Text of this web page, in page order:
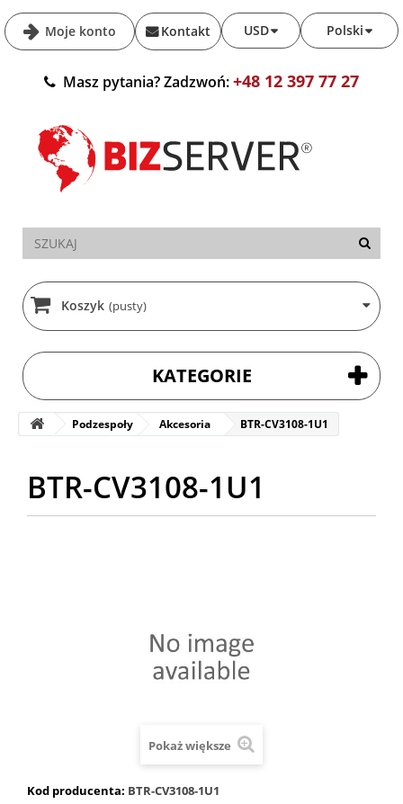
Moje konto Polski
USD
Kontakt
Masz pytania? Zadzwoń:+48 12 397 77 27
Koszyk (pusty)
KATEGORIE
Podzespoły Akcesoria BTR-CV3108-1U1
BTR-CV3108-1U1
Pokaż większe
Kod producenta: BTR-CV3108-1U1